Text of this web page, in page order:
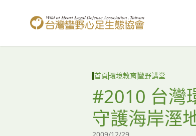
台灣蠻野心足生態協會
首頁環境教育蠻野講堂
#2010 台灣
守護海岸溼